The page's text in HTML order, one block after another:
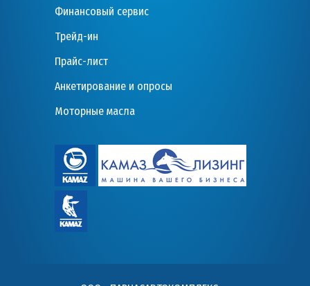
Финансовый сервис
Трейд-ин
Прайс-лист
Анкетирование и опросы
Моторные масла